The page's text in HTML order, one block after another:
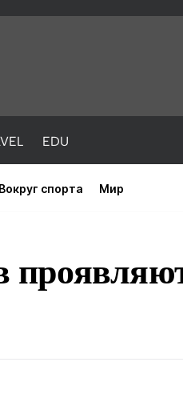
EDU
Вокруг спорта Мир